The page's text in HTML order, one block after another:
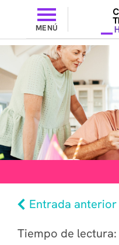
MENÚ
Entrada anterior
Tiempo de lectura: